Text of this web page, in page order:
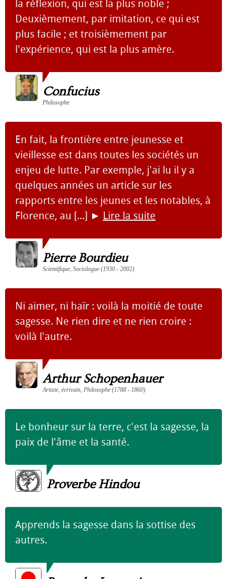
la réflexion, qui est la plus noble ;
Deuxièmement, par imitation, ce qui est
plus facile ; et troisièmement par
l'expérience, qui est la plus amère.
Confucius
Philosophe
En fait, la frontière entre jeunesse et
vieillesse est dans toutes les sociétés un
enjeu de lutte. Par exemple, j'ai lu il y a
quelques années un article sur les
rapports entre les jeunes et les notables, à
Florence, au [...] ► Lire la suite
Pierre Bourdieu
Scientifique, Sociologue (1930 - 2002)
Ni aimer, ni haïr : voilà la moitié de toute
sagesse. Ne rien dire et ne rien croire :
voilà l'autre.
Arthur Schopenhauer
Artiste, écrivain, Philosophe (1788 - 1860)
Le bonheur sur la terre, c'est la sagesse, la
paix de l'âme et la santé.
Proverbe Hindou
Apprends la sagesse dans la sottise des
autres.